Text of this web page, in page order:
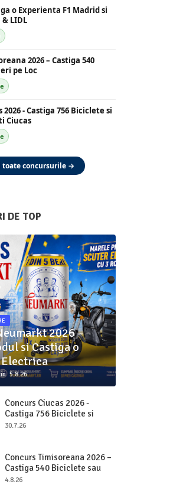
o Experienta F1 Madrid si
LIDL
2026 – Castiga 540
pe Loc
2026 - Castiga 756 Biciclete si
Ciucas
toate concursurile →
DE TOP
2026 –
si Castiga o
5.8.26
Concurs Ciucas 2026 -
Castiga 756 Biciclete si
2.000.000 bucati Ciucas
30.7.26
Concurs Timisoreana 2026 –
Castiga 540 Biciclete sau
Beri pe Loc
4.8.26